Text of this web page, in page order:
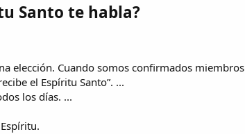
Santo te habla?
elección. Cuando somos confirmados miembros
el Espíritu Santo”. ...
los días. ...